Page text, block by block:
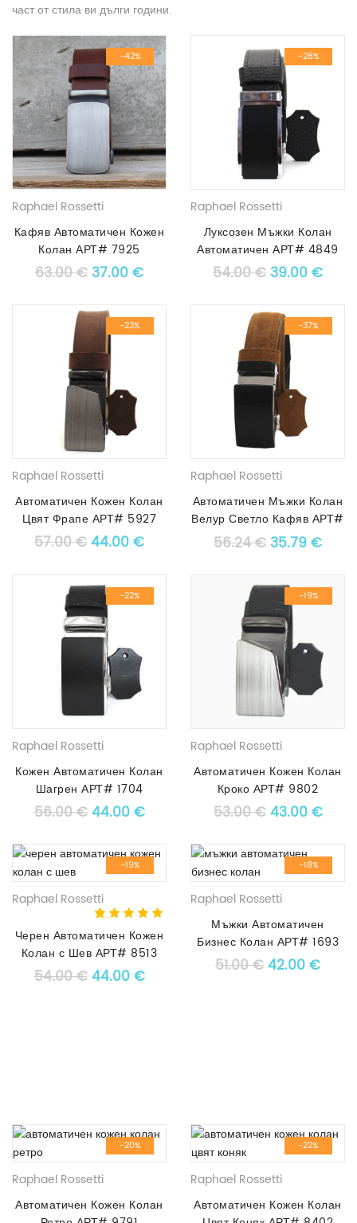
част от стила ви дълги години.
-42%
Raphael Rossetti
Кафяв Автоматичен Кожен
Колан АРТ# 7925
63.00€ Original price was: 63.00 €.
37.00€Текущата цена е: 37.00 €.
-28%
Raphael Rossetti
Луксозен Мъжки Колан
Автоматичен АРТ# 4849
54.00€ Original
39.00€
-23%
Raphael Rossetti
Автоматичен Кожен Колан
Цвят Фрапе АРТ# 5927
57.00€Original price was: 57.00 €.
44.00€Текущата цена е: 44.00 €.
-37%
Raphael Rossetti
Автоматичен Мъжки Колан
Велур Светло Кафяв АРТ#
1815
56.24€ Original
35.79€
-22%
Raphael Rossetti
Кожен Автоматичен Колан
Шагрен АРТ# 1704
56.00€Original price was: 56.00 €.
44.00€Текущата цена е: 44.00 €.
-19%
Raphael Rossetti
Автоматичен Кожен Колан
Кроко АРТ# 9802
53.00€Original
43.00€
-19%
Raphael Rossetti
5.00 out of
5
based on
1
customer
rating
Черен Автоматичен Кожен
Колан с Шев АРТ# 8513
54.00€Original price was: 54.00 €.
44.00€Текущата цена е: 44.00 €.
-18%
Raphael Rossetti
Мъжки Автоматичен
Бизнес Колан АРТ# 1693
51.00€Original
42.00€
-20%
Raphael Rossetti
Автоматичен Кожен Колан
-22%
Raphael Rossetti
Автоматичен Кожен Колан